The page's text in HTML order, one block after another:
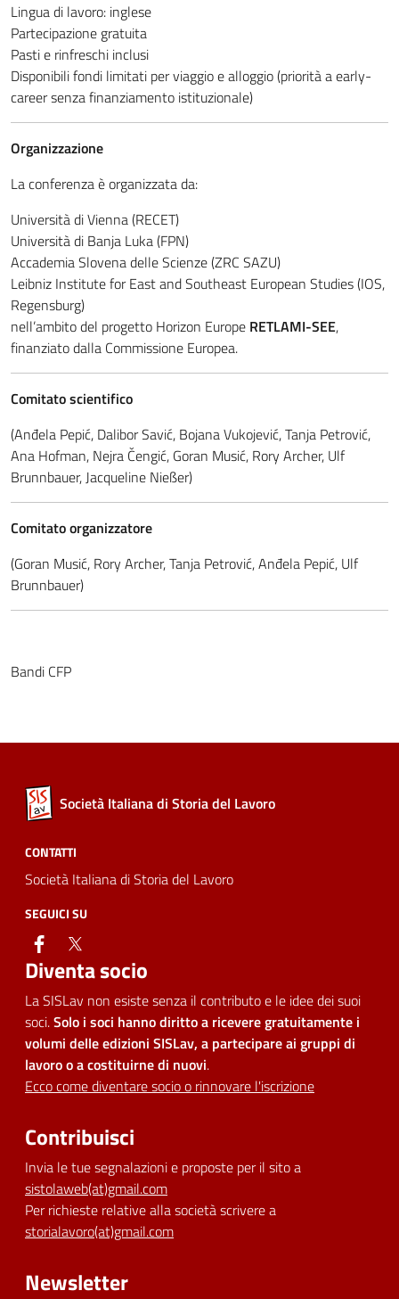
Lingua di lavoro: inglese
Partecipazione gratuita
Pasti e rinfreschi inclusi
Disponibili fondi limitati per viaggio e alloggio (priorità a early-
career senza finanziamento istituzionale)
Organizzazione
La conferenza è organizzata da:
Università di Vienna (RECET)
Università di Banja Luka (FPN)
Accademia Slovena delle Scienze (ZRC SAZU)
Leibniz Institute for East and Southeast European Studies (IOS,
Regensburg)
nell’ambito del progetto Horizon Europe RETLAMI-SEE,
finanziato dalla Commissione Europea.
Comitato scientifico
(Anđela Pepić, Dalibor Savić, Bojana Vukojević, Tanja Petrović,
Ana Hofman, Nejra Čengić, Goran Musić, Rory Archer, Ulf
Brunnbauer, Jacqueline Nießer)
Comitato organizzatore
(Goran Musić, Rory Archer, Tanja Petrović, Anđela Pepić, Ulf
Brunnbauer)
Bandi CFP
Società Italiana di Storia del Lavoro
CONTATTI
Società Italiana di Storia del Lavoro
SEGUICI SU
facebook
Diventa socio
La SISLav non esiste senza il contributo e le idee dei suoi
soci.Solo i soci hanno diritto a ricevere gratuitamente i
volumi delle edizioni SISLav, a partecipare ai gruppi di
lavoro o a costituirne di nuovi.
Ecco come diventare socio o rinnovare l'iscrizione
Contribuisci
Invia le tue segnalazioni e proposte per il sito a
sistolaweb(at)gmail.com
Per richieste relative alla società scrivere a
storialavoro(at)gmail.com
Newsletter